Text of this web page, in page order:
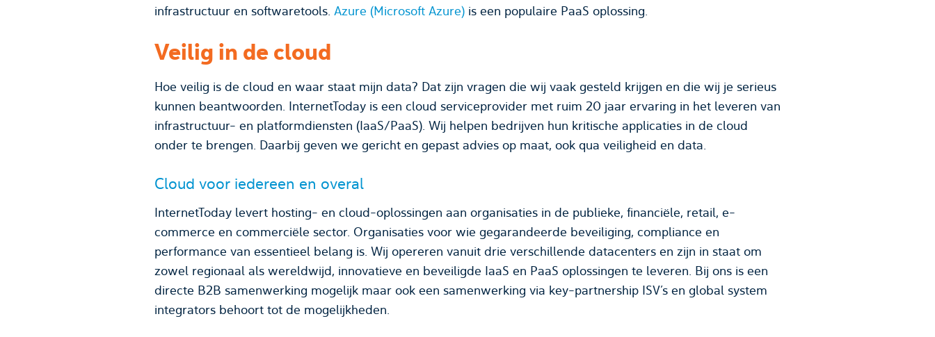
infrastructuur en softwaretools. Azure (Microsoft Azure) is een populaire PaaS oplossing.
Veilig in de cloud
Hoe veilig is de cloud en waar staat mijn data? Dat zijn vragen die wij vaak gesteld krijgen en die wij je serieus
kunnen beantwoorden. InternetToday is een cloud serviceprovider met ruim 20 jaar ervaring in het leveren van
infrastructuur- en platformdiensten (IaaS/PaaS). Wij helpen bedrijven hun kritische applicaties in de cloud
onder te brengen. Daarbij geven we gericht en gepast advies op maat, ook qua veiligheid en data.
Cloud voor iedereen en overal
InternetToday levert hosting- en cloud-oplossingen aan organisaties in de publieke, financiële, retail, e-
commerce en commerciële sector. Organisaties voor wie gegarandeerde beveiliging, compliance en
performance van essentieel belang is. Wij opereren vanuit drie verschillende datacenters en zijn in staat om
zowel regionaal als wereldwijd, innovatieve en beveiligde IaaS en PaaS oplossingen te leveren. Bij ons is een
directe B2B samenwerking mogelijk maar ook een samenwerking via key-partnership ISV’s en global system
integrators behoort tot de mogelijkheden.